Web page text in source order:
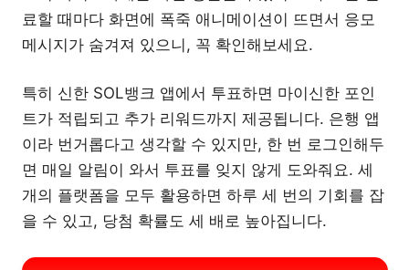
료할 때마다 화면에 폭죽 애니메이션이 뜨면서 응모
메시지가 숨겨져 있으니, 꼭 확인해보세요.
특히 신한 SOL뱅크 앱에서 투표하면 마이신한 포인
트가 적립되고 추가 리워드까지 제공됩니다. 은행 앱
이라 번거롭다고 생각할 수 있지만, 한 번 로그인해두
면 매일 알림이 와서 투표를 잊지 않게 도와줘요. 세
개의 플랫폼을 모두 활용하면 하루 세 번의 기회를 잡
을 수 있고, 당첨 확률도 세 배로 높아집니다.